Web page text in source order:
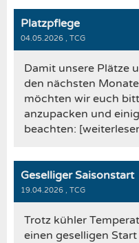
Platzpflege
04.05.2026 , TCG
Damit unsere Plätze
den nächsten
möchten wir euch
anzupacken und
beachten:
Geselliger Saisonstart
19.04.2026 , TCG
Trotz kühler
einen geselligen